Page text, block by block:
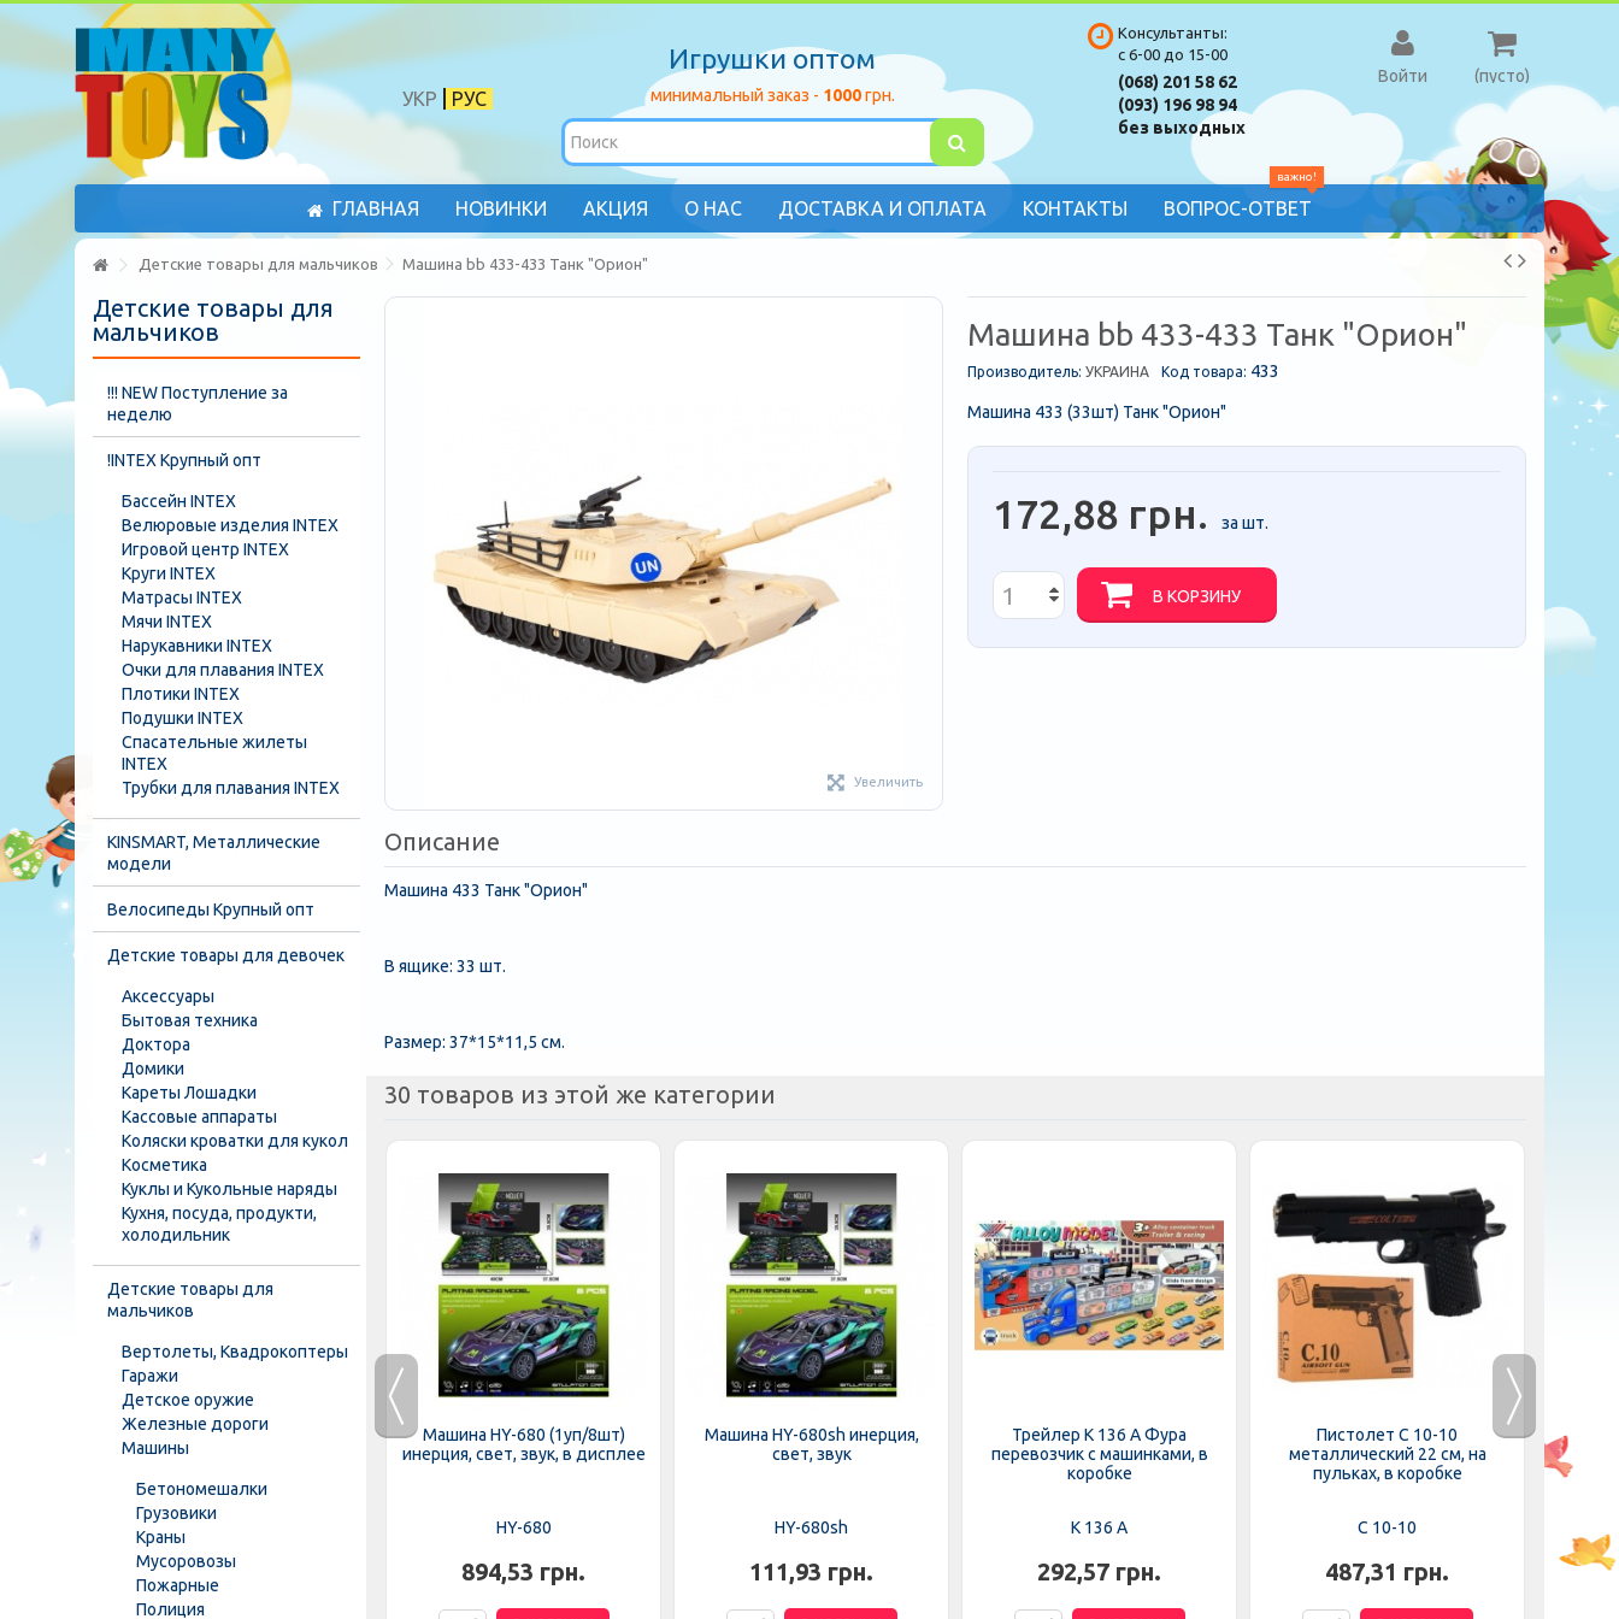
РУС
УКР
Игрушки оптом
минимальный заказ - 1000грн.
(пусто)
Войти
Консультанты:
с 6-00 до 15-00
(068) 201 58 62
(093) 196 98 94
без выходных
ГЛАВНАЯ НОВИНКИ АКЦИЯ О НАС ДОСТАВКА И ОПЛАТА КОНТАКТЫ ВОПРОС-ОТВЕТ
важно!
Детские товары для мальчиков Машина bb 433-433 Танк "Орион"
Увеличить
Машина bb 433-433 Танк "Орион"
Производитель: УКРАИНА Код товара: 433
Машина 433 (33шт) Танк "Орион"
172,88 грн. за шт.
В КОРЗИНУ
Описание
Машина 433 Танк "Орион"
В ящике: 33 шт.
Размер: 37*15*11,5 см.
30 товаров из этой же категории
Джип A 2266G-1-2-3 (30шт)
инерция, размер 1:16, 18см,...
242,06 грн.
Машина HY-680 (1уп/8шт)
инерция, свет, звук, в дисплее
HY-680
894,53 грн.
Машина HY-680sh инерция,
свет, звук
HY-680sh
111,93 грн.
Трейлер K 136 A Фура
перевозчик с машинками, в
коробке
K 136 A
292,57 грн.
Пистолет C 10-10
металлический 22 см, на
пульках, в коробке
C 10-10
487,31 грн.
Детские товары для
мальчиков
!!! NEW Поступление за
неделю
!INTEX Крупный опт
Бассейн INTEX
Велюровые изделия INTEX
Игровой центр INTEX
Круги INTEX
Матрасы INTEX
Мячи INTEX
Нарукавники INTEX
Очки для плавания INTEX
Плотики INTEX
Подушки INTEX
Спасательные жилеты
INTEX
Трубки для плавания INTEX
KINSMART, Металлические
модели
Велосипеды Крупный опт
Детские товары для девочек
Аксессуары
Бытовая техника
Доктора
Домики
Кареты Лошадки
Кассовые аппараты
Коляски кроватки для кукол
Косметика
Куклы и Кукольные наряды
Кухня, посуда, продукти,
холодильник
Детские товары для
мальчиков
Вертолеты, Квадрокоптеры
Гаражи
Детское оружие
Железные дороги
Машины
Бетономешалки
Грузовики
Краны
Мусоровозы
Пожарные
Полиция